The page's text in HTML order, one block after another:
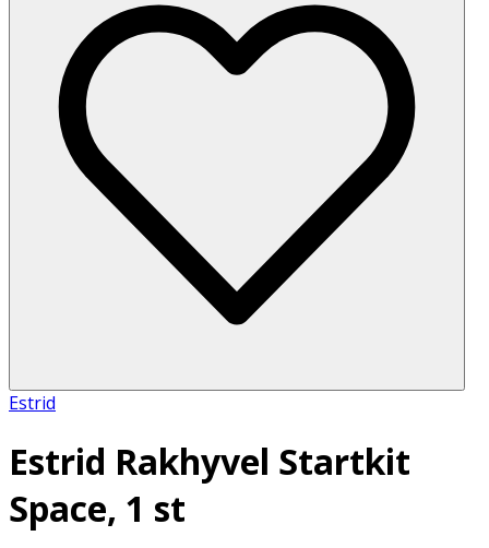
Estrid
Estrid Rakhyvel Startkit
Space, 1 st